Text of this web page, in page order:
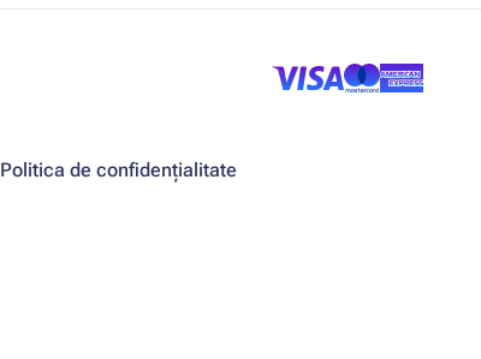
Politica de confidențialitate